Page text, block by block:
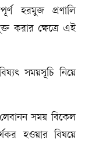
হরমুজ প্রণালি
করার ক্ষেত্রে এই
সময়সূচি নিয়ে
লেবানন সময় বিকেল
হওয়ার বিষয়ে